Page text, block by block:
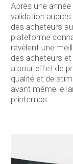
Après une
validation
des acheteurs
plateforme
révèlent une
des acheteurs
a pour effet de
qualité et de
avant même le
printemps.